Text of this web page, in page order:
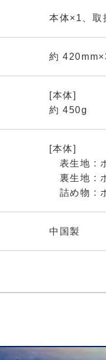
本体×1、取
約
[本体]
約 450g
[本体]
表生地 :
裏生地 :
詰め物 :
中国製